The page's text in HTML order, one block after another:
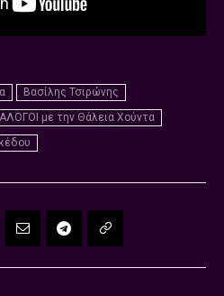
Βασίλης Τσιρώνης
με την Θάλεια Χούντα